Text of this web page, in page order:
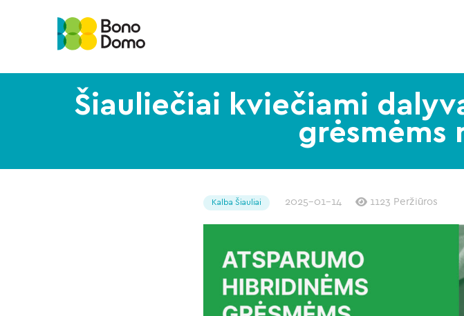
Šiauliečiai kviečiami
grėsmėms
Kalba Šiauliai 2025-01-14 1123 Peržiūros